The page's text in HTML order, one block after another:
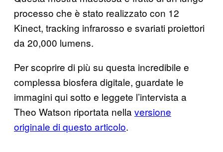
processo che è stato realizzato con 12
Kinect, tracking infrarosso e svariati proiettori
da 20,000 lumens.
Per scoprire di più su questa incredibile e
complessa biosfera digitale, guardate le
immagini qui sotto e leggete l’intervista a
Theo Watson riportata nella versione
originale di questo articolo.